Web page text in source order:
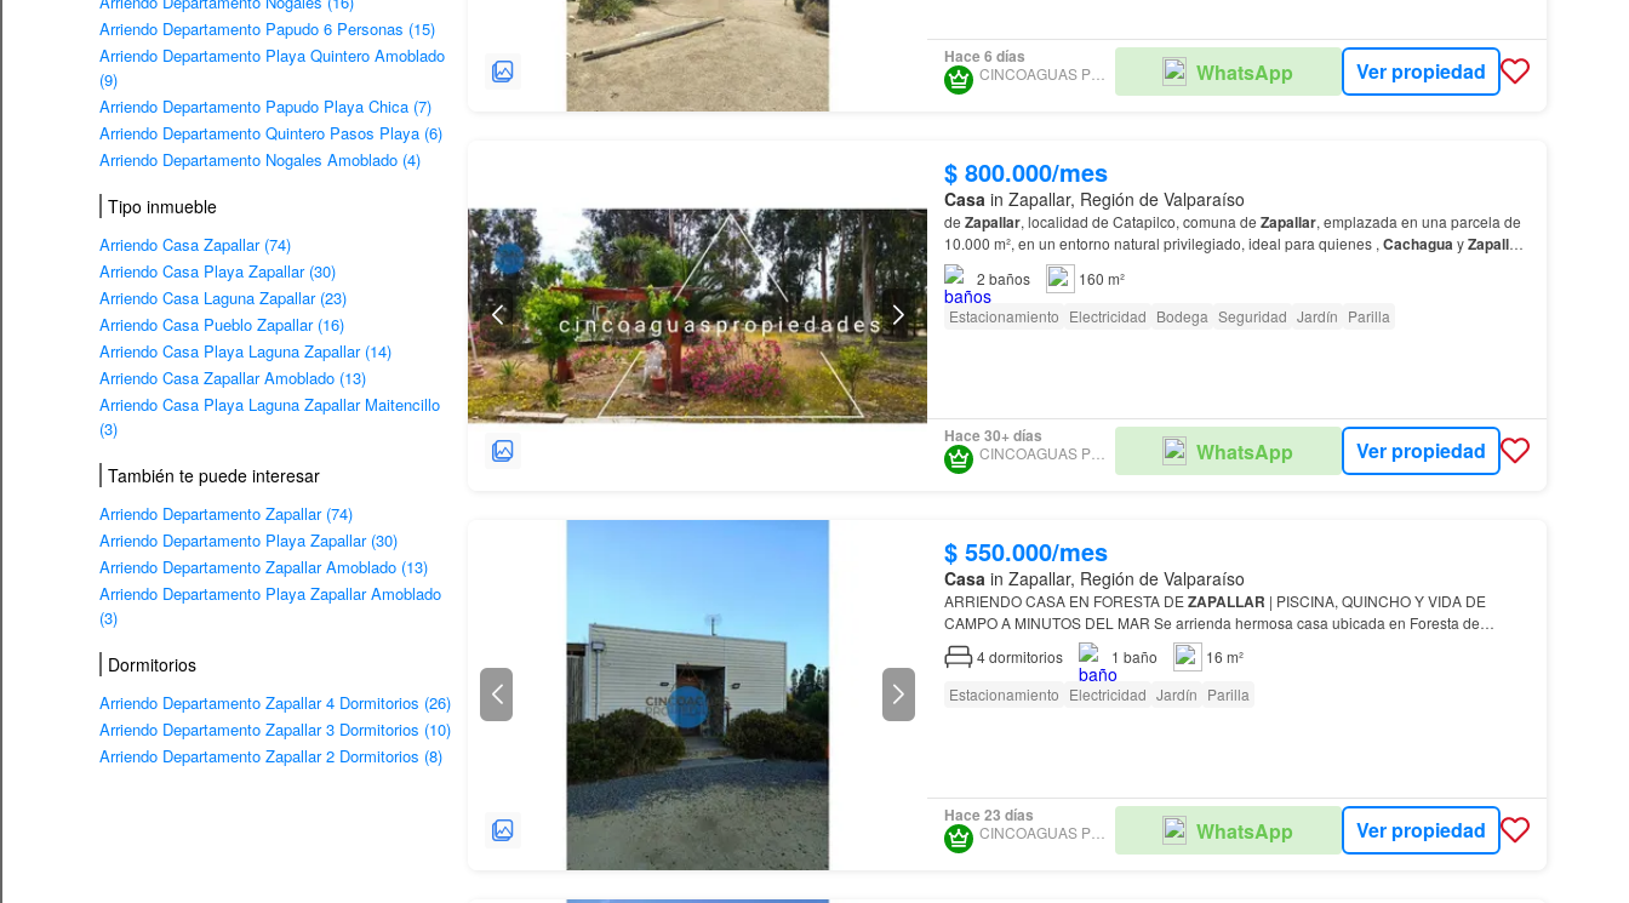
Arriendo Departamento Papudo 6 Personas (15)
Arriendo Departamento Playa Quintero Amoblado
(9)
Arriendo Departamento Papudo Playa Chica (7)
Arriendo Departamento Quintero Pasos Playa (6)
Arriendo Departamento Nogales Amoblado (4)
Tipo inmueble
Arriendo Casa Zapallar (74)
Arriendo Casa Playa Zapallar (30)
Arriendo Casa Laguna Zapallar (23)
Arriendo Casa Pueblo Zapallar (16)
Arriendo Casa Playa Laguna Zapallar (14)
Arriendo Casa Zapallar Amoblado (13)
Arriendo Casa Playa Laguna Zapallar Maitencillo
(3)
También te puede interesar
Arriendo Departamento Zapallar (74)
Arriendo Departamento Playa Zapallar (30)
Arriendo Departamento Zapallar Amoblado (13)
Arriendo Departamento Playa Zapallar Amoblado
(3)
Dormitorios
Arriendo Departamento Zapallar 4 Dormitorios (26)
Arriendo Departamento Zapallar 3 Dormitorios (10)
Arriendo Departamento Zapallar 2 Dormitorios (8)
Hace 6 días
CINCOAGUAS PROPIEDADES WhatsApp Ver propiedad
$ 800.000/mes
Casa in Zapallar, Región de Valparaíso
de Zapallar, localidad de Catapilco, comuna de Zapallar, emplazada en una parcela de
10.000 m², en un entorno natural privilegiado, ideal para quienes , CachaguayZapallar
con rápida conexión a Ruta 5 Norte y cercana a supe…
2 baños
160 m²
Estacionamiento Electricidad Bodega Seguridad Jardín Parilla
Hace 30+ días
CINCOAGUAS PROPIEDADES WhatsApp Ver propiedad
$ 550.000/mes
Casa in Zapallar, Región de Valparaíso
ARRIENDO CASA EN FORESTA DE ZAPALLAR | PISCINA, QUINCHO Y VIDA DE
CAMPO A MINUTOS DEL MAR Se arrienda hermosa casa ubicada en Foresta de
Zapallar Cachagua Zapallar
cercana…
4dormitorios 1 baño
16 m²
Estacionamiento Electricidad Jardín Parilla
Hace 23 días
CINCOAGUAS PROPIEDADES WhatsApp Ver propiedad